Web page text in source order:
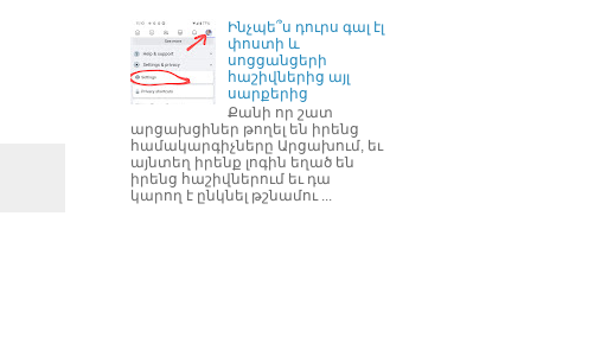
Ինչպե՞ս դուրս գալ էլ
փոստի և
սոցցանցերի
հաշիվներից այլ
սարքերից
Քանի որ շատ
արցախցիներ թողել են իրենց
համակարգիչները Արցախում, եւ
այնտեղ իրենք լոգին եղած են
իրենց հաշիվներում եւ դա
կարող է ընկնել թշնամու ...